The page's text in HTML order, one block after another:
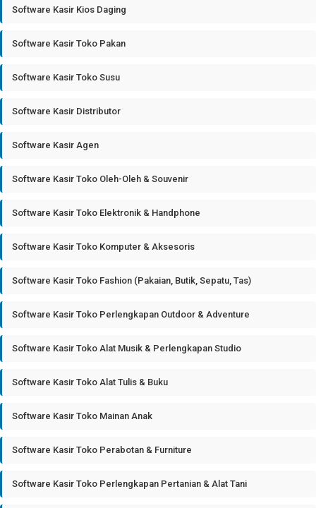
Software Kasir Kios Daging
Software Kasir Toko Pakan
Software Kasir Toko Susu
Software Kasir Distributor
Software Kasir Agen
Software Kasir Toko Oleh-Oleh & Souvenir
Software Kasir Toko Elektronik & Handphone
Software Kasir Toko Komputer & Aksesoris
Software Kasir Toko Fashion (Pakaian, Butik, Sepatu, Tas)
Software Kasir Toko Perlengkapan Outdoor & Adventure
Software Kasir Toko Alat Musik & Perlengkapan Studio
Software Kasir Toko Alat Tulis & Buku
Software Kasir Toko Mainan Anak
Software Kasir Toko Perabotan & Furniture
Software Kasir Toko Perlengkapan Pertanian & Alat Tani